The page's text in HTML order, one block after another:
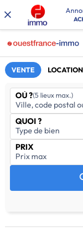
VENTE LOCATION
OÙ ?(5 lieux max.)
QUOI ?
PRIX